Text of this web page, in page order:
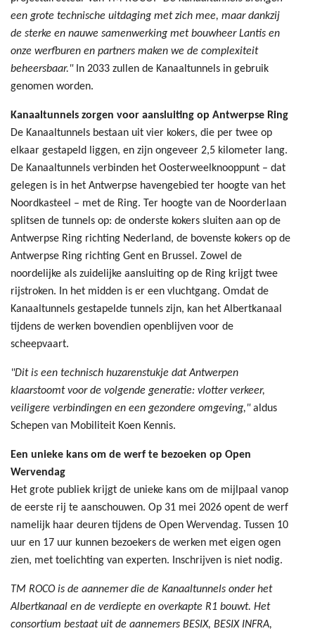
een grote technische uitdaging met zich mee, maar dankzij
de sterke en nauwe samenwerking met bouwheer Lantis en
onze werfburen en partners maken we de complexiteit
beheersbaar." In 2033 zullen de Kanaaltunnels in gebruik
genomen worden.
Kanaaltunnels zorgen voor aansluiting op Antwerpse Ring
De Kanaaltunnels bestaan uit vier kokers, die per twee op
elkaar gestapeld liggen, en zijn ongeveer 2,5 kilometer lang.
De Kanaaltunnels verbinden het Oosterweelknooppunt – dat
gelegen is in het Antwerpse havengebied ter hoogte van het
Noordkasteel – met de Ring. Ter hoogte van de Noorderlaan
splitsen de tunnels op: de onderste kokers sluiten aan op de
Antwerpse Ring richting Nederland, de bovenste kokers op de
Antwerpse Ring richting Gent en Brussel. Zowel de
noordelijke als zuidelijke aansluiting op de Ring krijgt twee
rijstroken. In het midden is er een vluchtgang. Omdat de
Kanaaltunnels gestapelde tunnels zijn, kan het Albertkanaal
tijdens de werken bovendien openblijven voor de
scheepvaart.
"Dit is een technisch huzarenstukje dat Antwerpen
klaarstoomt voor de volgende generatie: vlotter verkeer,
veiligere verbindingen en een gezondere omgeving," aldus
Schepen van Mobiliteit Koen Kennis.
Een unieke kans om de werf te bezoeken op Open
Wervendag
Het grote publiek krijgt de unieke kans om de mijlpaal vanop
de eerste rij te aanschouwen. Op 31 mei 2026 opent de werf
namelijk haar deuren tijdens de Open Wervendag. Tussen 10
uur en 17 uur kunnen bezoekers de werken met eigen ogen
zien, met toelichting van experten. Inschrijven is niet nodig.
TM ROCO is de aannemer die de Kanaaltunnels onder het
Albertkanaal en de verdiepte en overkapte R1 bouwt. Het
consortium bestaat uit de aannemers BESIX, BESIX INFRA,